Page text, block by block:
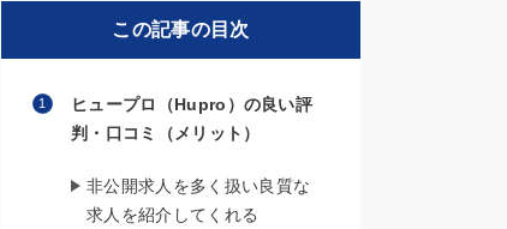
この記事の目次
ヒュープロ（Hupro）の良い評
判・口コミ（メリット）
非公開求人を多く扱い良質な
求人を紹介してくれる